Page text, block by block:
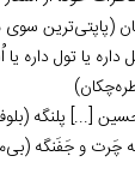
(پاپتی‌ترین
یا تول داره یا
[...] پلنگه
و جَفَنگه